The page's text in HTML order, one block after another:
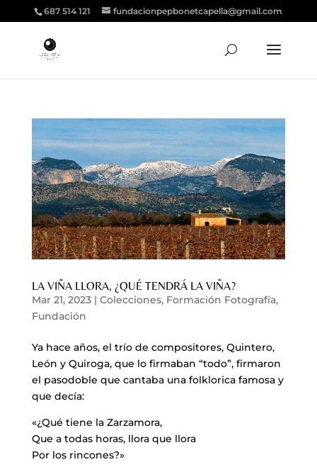
687 514 121 fundacionpepbonetcapella@gmail.com
LA VIÑA LLORA, ¿QUÉ TENDRÁ LA VIÑA?
Mar 21, 2023| Colecciones, Formación Fotografía,
Fundación
Ya hace años, el trío de compositores, Quintero,
León y Quiroga, que lo firmaban “todo”, firmaron
el pasodoble que cantaba una folklorica famosa y
que decía:
«¿Qué tiene la Zarzamora,
Que a todas horas, llora que llora
Por los rincones?»